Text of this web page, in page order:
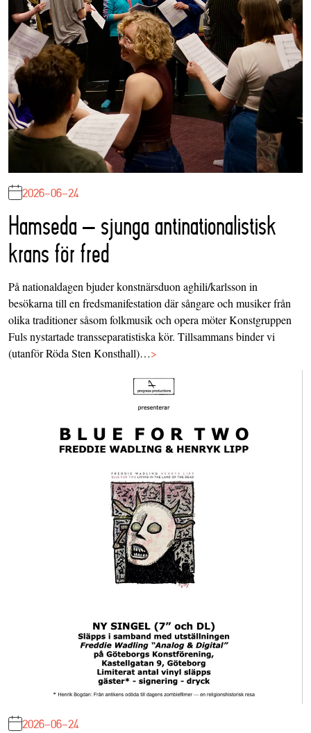
2026-06-24
Hamseda – sjunga antinationalistisk
krans för fred
På nationaldagen bjuder konstnärsduon aghili/karlsson in
besökarna till en fredsmanifestation där sångare och musiker från
olika traditioner såsom folkmusik och opera möter Konstgruppen
Fuls nystartade transseparatistiska kör. Tillsammans binder vi
(utanför Röda Sten Konsthall)…>
2026-06-24